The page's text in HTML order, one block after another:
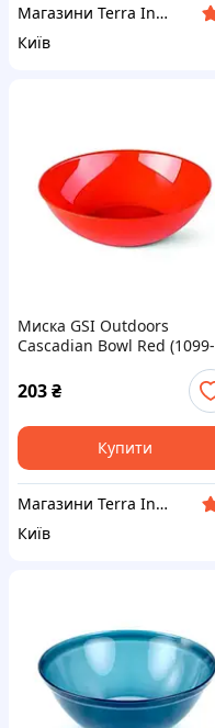
Магазини Terra Incognita
Київ
Миска GSI Outdoors
Cascadian Bowl Red (1099-
203₴
Купити
Магазини Terra Incognita
Київ